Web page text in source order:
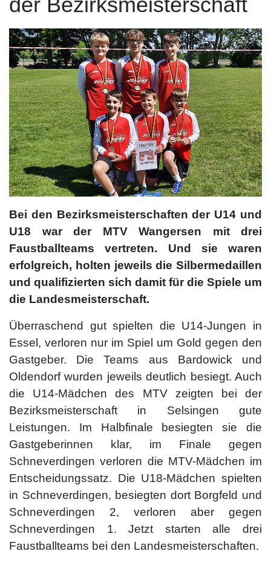
Bei den Bezirksmeisterschaften der U14 und
U18 war der MTV Wangersen mit drei
Faustballteams vertreten. Und sie waren
erfolgreich, holten jeweils die Silbermedaillen
und qualifizierten sich damit für die Spiele um
die Landesmeisterschaft.
Überraschend gut spielten die U14-Jungen in
Essel, verloren nur im Spiel um Gold gegen den
Gastgeber. Die Teams aus Bardowick und
Oldendorf wurden jeweils deutlich besiegt. Auch
die U14-Mädchen des MTV zeigten bei der
Bezirksmeisterschaft in Selsingen gute
Leistungen. Im Halbfinale besiegten sie die
Gastgeberinnen klar, im Finale gegen
Schneverdingen verloren die MTV-Mädchen im
Entscheidungssatz. Die U18-Mädchen spielten
in Schneverdingen, besiegten dort Borgfeld und
Schneverdingen 2, verloren aber gegen
Schneverdingen 1. Jetzt starten alle drei
Faustballteams bei den Landesmeisterschaften.